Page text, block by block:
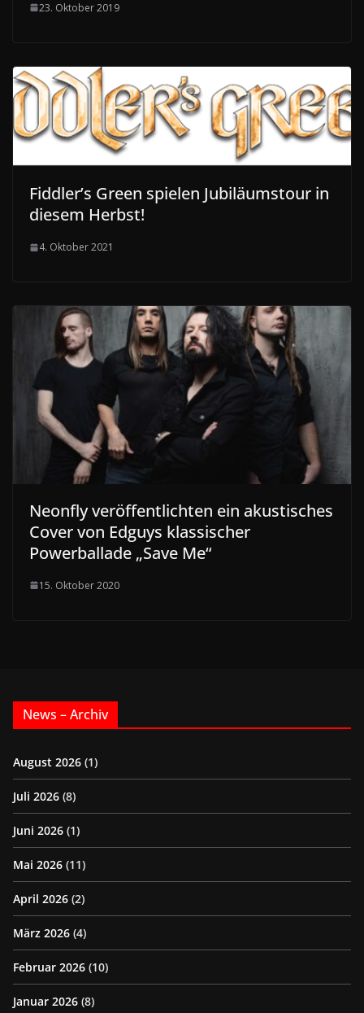
23. Oktober 2019
Fiddler’s Green spielen Jubiläumstour in
diesem Herbst!
4. Oktober 2021
Neonfly veröffentlichten ein akustisches
Cover von Edguys klassischer
Powerballade „Save Me“
15. Oktober 2020
News – Archiv
August 2026 (1)
Juli 2026 (8)
Juni 2026 (1)
Mai 2026 (11)
April 2026 (2)
März 2026 (4)
Februar 2026 (10)
Januar 2026 (8)